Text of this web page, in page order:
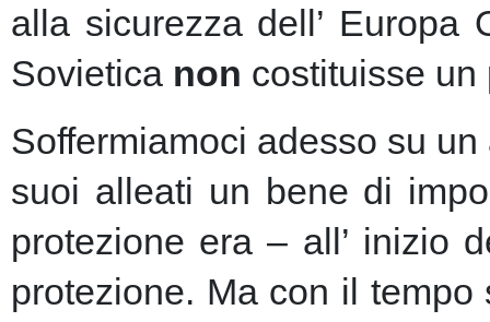
alla sicurezza dell’
Sovietica non costituisse un
Soffermiamoci adesso su
suoi alleati un bene di
protezione era – all’ inizio
protezione. Ma con il tempo